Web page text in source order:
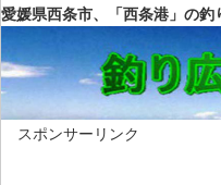
愛媛県西条市、「西条港」の釣
スポンサーリンク